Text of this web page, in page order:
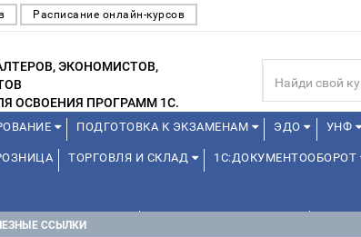
Расписание онлайн-курсов
ЭКОНОМИСТОВ,
ОСВОЕНИЯ ПРОГРАММ 1С.
ПОДГОТОВКА К ЭКЗАМЕНАМ ЭДО УНФ
ТОРГОВЛЯ И СКЛАД 1С:ДОКУМЕНТООБОРОТ
ХОЛДИНГОМ
ССЫЛКИ